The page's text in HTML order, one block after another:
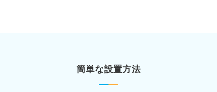
簡単な設置方法